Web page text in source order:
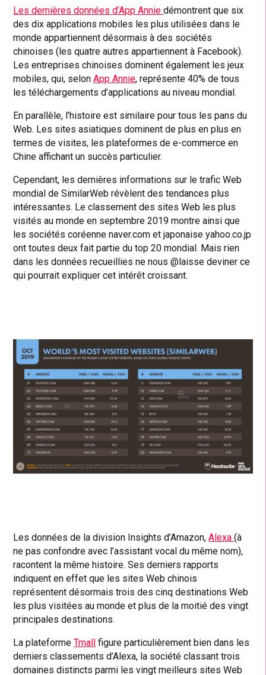
Les dernières données d’App Anniedémontrent que six
des dix applications mobiles les plus utilisées dans le
monde appartiennent désormais à des sociétés
chinoises (les quatre autres appartiennent à Facebook).
Les entreprises chinoises dominent également les jeux
mobiles, qui, selonApp Annie, représente 40% de tous
les téléchargements d’applications au niveau mondial.
En parallèle, l’histoire est similaire pour tous les pans du
Web. Les sites asiatiques dominent de plus en plus en
termes de visites, les plateformes de e-commerce en
Chine affichant un succès particulier.
Cependant, les dernières informations sur le trafic Web
mondial de SimilarWeb révèlent des tendances plus
intéressantes. Le classement des sites Web les plus
visités au monde en septembre 2019 montre ainsi que
les sociétés coréenne naver.com et japonaise yahoo.co.jp
ont toutes deux fait partie du top 20 mondial. Mais rien
dans les données recueillies ne nous @laisse deviner ce
qui pourrait expliquer cet intérêt croissant.
Les données de la division Insights d’Amazon,Alexa(à
ne pas confondre avec l’assistant vocal du même nom),
racontent la même histoire. Ses derniers rapports
indiquent en effet que les sites Web chinois
représentent désormais trois des cinq destinations Web
les plus visitées au monde et plus de la moitié des vingt
principales destinations.
La plateformeTmall
figure particulièrement bien dans les
derniers classements d’Alexa, la société classant trois
domaines distincts parmi les vingt meilleurs sites Web